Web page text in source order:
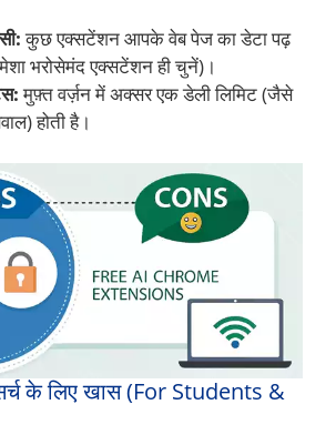
कुछ एक्सटेंशन आपके वेब पेज का डेटा पढ़
भरोसेमंद एक्सटेंशन ही चुनें)।
मुफ़्त वर्ज़न में अक्सर एक डेली लिमिट (जैसे
होती है।
के लिए खास (For Students &